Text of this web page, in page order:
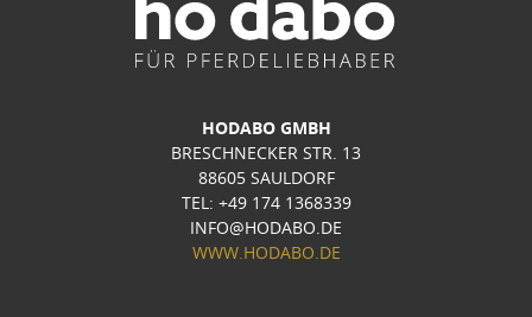
HODABO GMBH
BRESCHNECKER STR. 13
88605 SAULDORF
TEL: +49 174 1368339
INFO@HODABO.DE
WWW.HODABO.DE